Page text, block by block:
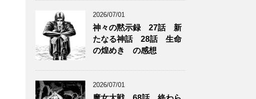
2026/07/01
神々の黙示録 27話 新
たなる神話 28話 生命
の煌めき の感想
2026/07/01